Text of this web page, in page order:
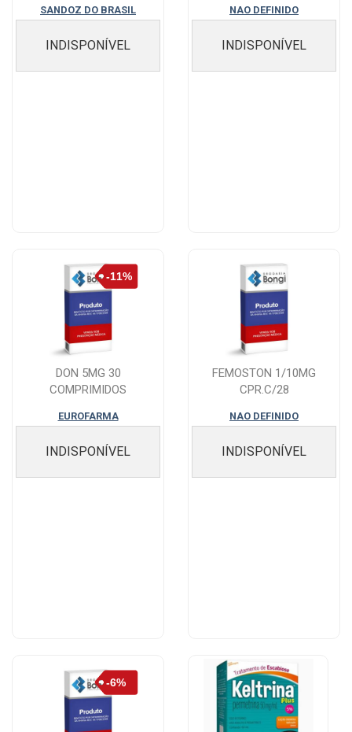
SANDOZ DO BRASIL
INDISPONÍVEL
NAO DEFINIDO
INDISPONÍVEL
DON 5MG 30
COMPRIMIDOS
EUROFARMA
INDISPONÍVEL
FEMOSTON 1/10MG
CPR.C/28
NAO DEFINIDO
INDISPONÍVEL